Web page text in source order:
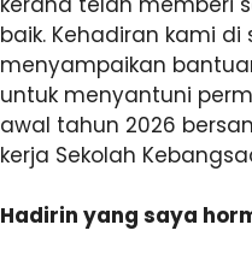
baik. Kehadiran kami
menyampaikan
untuk menyantuni
awal tahun 2026
kerja Sekolah
Hadirin yang saya